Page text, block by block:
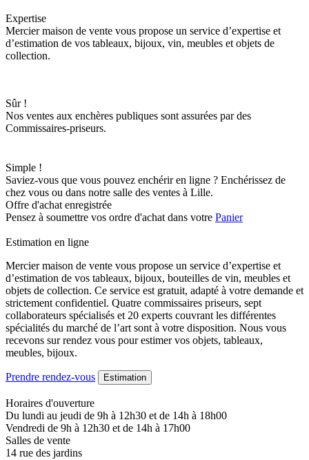
Expertise
Mercier maison de vente vous propose un service d’expertise et
d’estimation de vos tableaux, bijoux, vin, meubles et objets de
collection.
Sûr !
Nos ventes aux enchères publiques sont assurées par des
Commissaires-priseurs.
Simple !
Saviez-vous que vous pouvez enchérir en ligne ? Enchérissez de
chez vous ou dans notre salle des ventes à Lille.
Offre d'achat enregistrée
Pensez à soumettre vos ordre d'achat dans votre Panier
Estimation en ligne
Mercier maison de vente vous propose un service d’expertise et
d’estimation de vos tableaux, bijoux, bouteilles de vin, meubles et
objets de collection. Ce service est gratuit, adapté à votre demande et
strictement confidentiel. Quatre commissaires priseurs, sept
collaborateurs spécialisés et 20 experts couvrant les différentes
spécialités du marché de l’art sont à votre disposition. Nous vous
recevons sur rendez vous pour estimer vos objets, tableaux,
meubles, bijoux.
Prendre rendez-vous Estimation
Horaires d'ouverture
Du lundi au jeudi de 9h à 12h30 et de 14h à 18h00
Vendredi de 9h à 12h30 et de 14h à 17h00
Salles de vente
14 rue des jardins